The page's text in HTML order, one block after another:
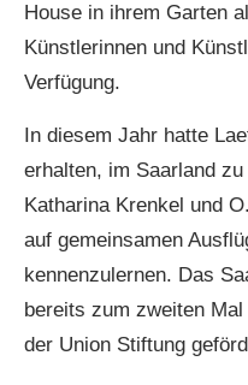
House in ihrem Garten
Künstlerinnen und
Verfügung.
In diesem Jahr hatte
erhalten, im Saarland
Katharina Krenkel und
auf gemeinsamen
kennenzulernen. Das
bereits zum zweiten
der Union Stiftung